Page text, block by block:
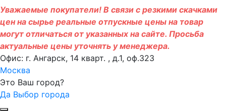
Уважаемые покупатели! В связи с резкими скачками
цен на сырье реальные отпускные цены на товар
могут отличаться от указанных на сайте. Просьба
актуальные цены уточнять у менеджера.
Офис: г. Ангарск, 14 кварт. , д.1, оф.323
Москва
Это Ваш город?
Да Выбор города